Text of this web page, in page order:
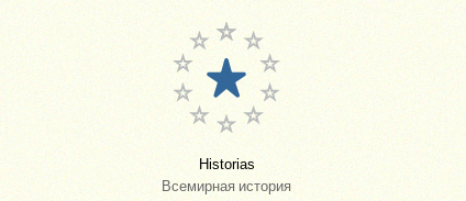
Historias
Всемирная история